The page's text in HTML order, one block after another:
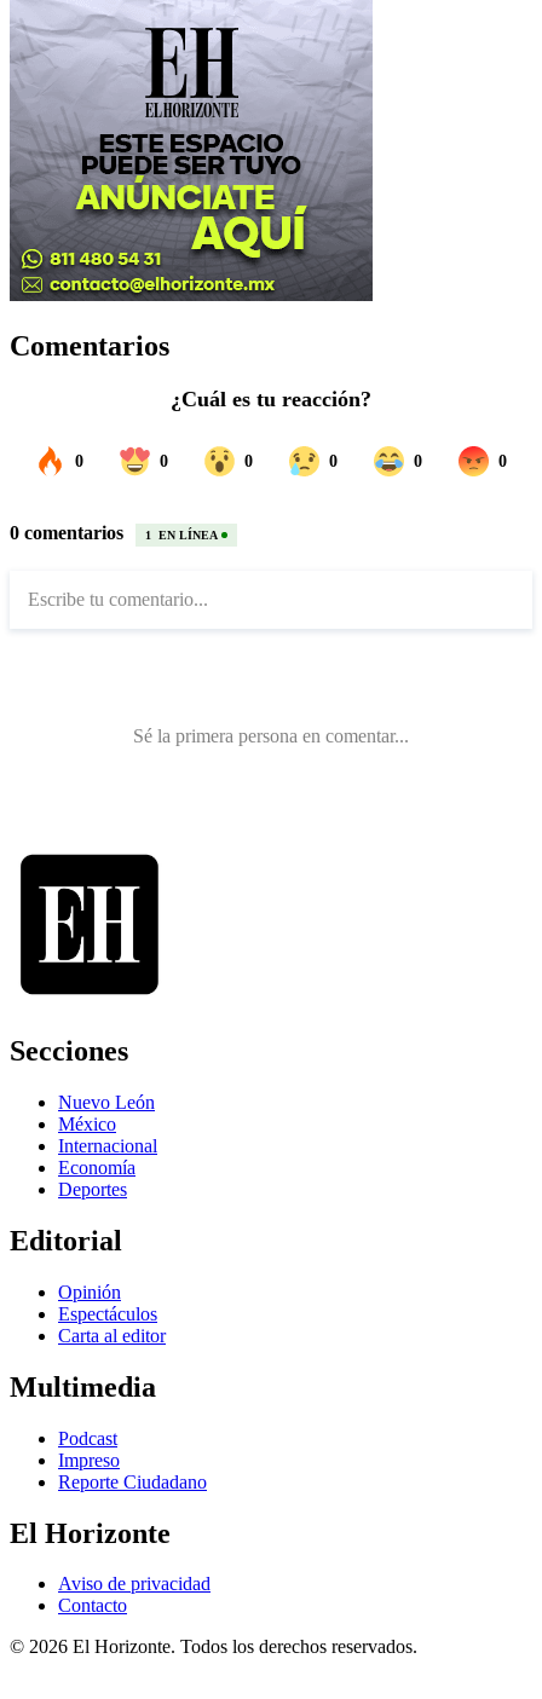
Comentarios
Secciones
Nuevo León
México
Internacional
Economía
Deportes
Editorial
Opinión
Espectáculos
Carta al editor
Multimedia
Podcast
Impreso
Reporte Ciudadano
El Horizonte
Aviso de privacidad
Contacto
© 2026 El Horizonte. Todos los derechos reservados.